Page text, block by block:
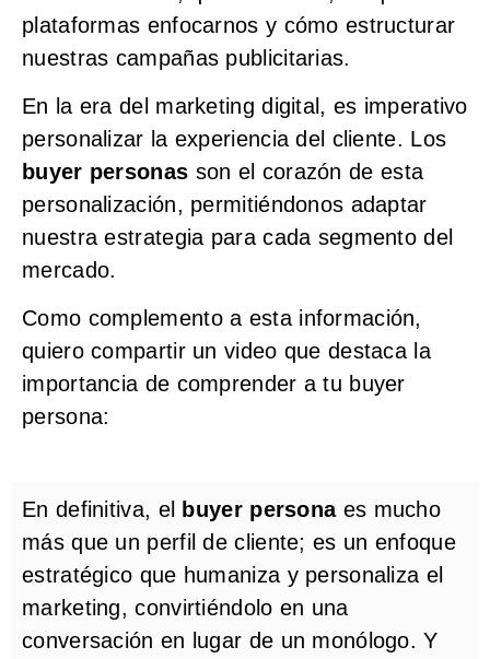
plataformas enfocarnos y cómo estructurar
nuestras campañas publicitarias.
En la era del marketing digital, es imperativo
personalizar la experiencia del cliente. Los
buyer personas son el corazón de esta
personalización, permitiéndonos adaptar
nuestra estrategia para cada segmento del
mercado.
Como complemento a esta información,
quiero compartir un video que destaca la
importancia de comprender a tu buyer
persona:
En definitiva, el buyer personaes mucho
más que un perfil de cliente; es un enfoque
estratégico que humaniza y personaliza el
marketing, convirtiéndolo en una
conversación en lugar de un monólogo. Y